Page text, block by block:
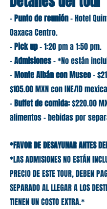
-Punto de reunión- Hotel
Oaxaca Centro.
-Pick up- 1:20 pm a 1:50 pm.
- ​Admisiones- *No están
-Monte Albán con Museo-
$105.00 MXN con INE/ID
-Buffet de comida:$220.00
alimentos - bebidas por
*FAVOR DE DESAYUNAR ANTES
*LAS ADMISIONES NO ESTÁN
PRECIO DE ESTE TOUR, DEBEN
SEPARADO AL LLEGAR A LOS
TIENEN UN COSTO EXTRA.*